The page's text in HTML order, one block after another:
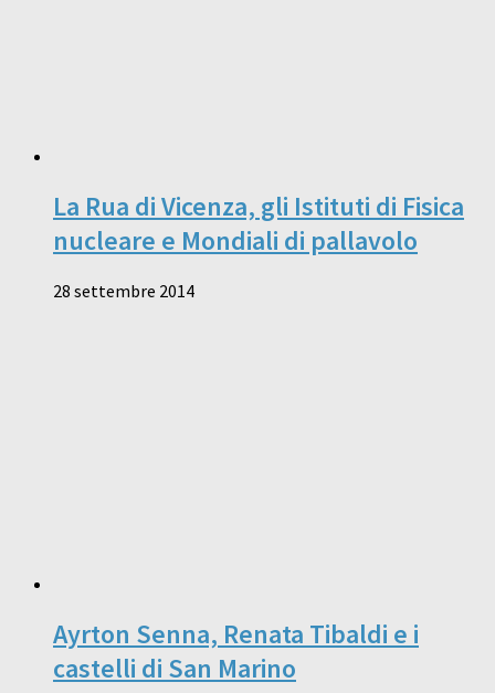
La Rua di Vicenza, gli Istituti di Fisica
nucleare e Mondiali di pallavolo
28 settembre 2014
Ayrton Senna, Renata Tibaldi e i
castelli di San Marino